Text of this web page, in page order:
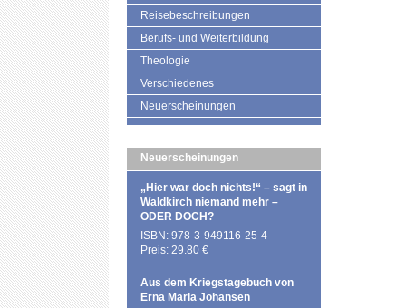
Reisebeschreibungen
Berufs- und Weiterbildung
Theologie
Verschiedenes
Neuerscheinungen
Neuerscheinungen
„Hier war doch nichts!“ – sagt in
Waldkirch niemand mehr –
ODER DOCH?
ISBN: 978-3-949116-25-4
Preis: 29.80 €
Aus dem Kriegstagebuch von
Erna Maria Johansen